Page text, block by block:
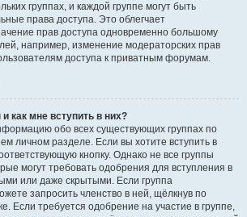
группах, и каждой группе могут быть
права доступа. Это облегчает
прав доступа одновременно большому
например, изменение модераторских прав
доступа к приватным форумам.
как мне вступить в них?
обо всех существующих группах по
личном разделе. Если вы хотите вступить в
кнопку. Однако не все группы
могут требовать одобрения для вступления в
или даже скрытыми. Если группа
запросить членство в ней, щёлкнув по
Если требуется одобрение на участие в группе,